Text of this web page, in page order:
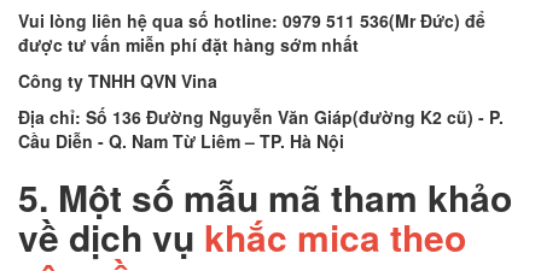
Vui lòng liên hệ qua số hotline: 0979 511 536(Mr Đức) để
được tư vấn miễn phí đặt hàng sớm nhất
Công ty TNHH QVN Vina
Địa chỉ: Số 136 Đường Nguyễn Văn Giáp(đường K2 cũ) - P.
Cầu Diễn - Q. Nam Từ Liêm – TP. Hà Nội
5. Một số mẫu mã tham khảo
về dịch vụ khắc mica theo